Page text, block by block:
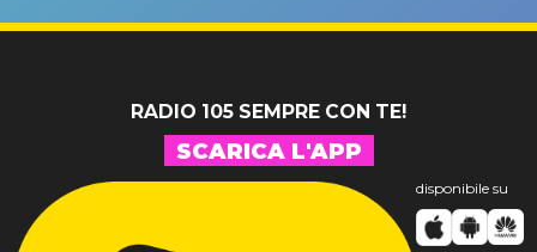
RADIO 105 SEMPRE CON TE!
SCARICA L'APP
disponibile su